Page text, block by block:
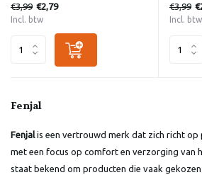
€3,99 €2,79
Incl. btw
€3,99
Incl. btw
Fenjal
Fenjal is een vertrouwd merk dat zich richt
met een focus op comfort en verzorging van
staat bekend om producten die vaak